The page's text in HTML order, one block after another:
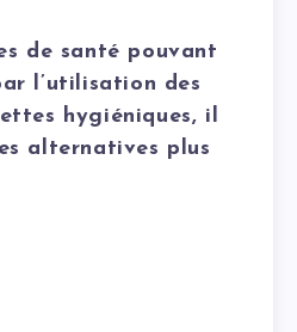
de santé pouvant
l’utilisation des
hygiéniques, il
alternatives plus